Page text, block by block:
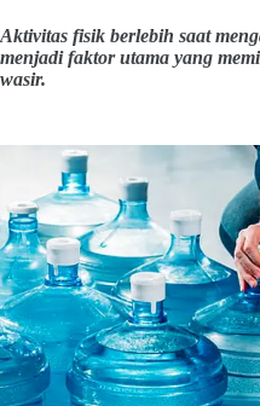
Aktivitas fisik berlebih saat
menjadi faktor utama yang
wasir.